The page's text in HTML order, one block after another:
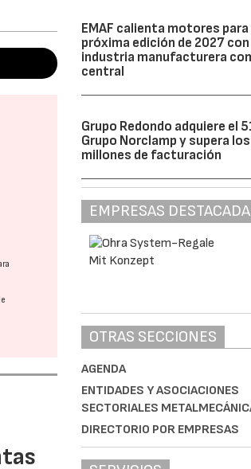
EMAF calienta motores para
próxima edición de 2027 con
industria manufacturera
central
Grupo Redondo adquiere el
Grupo Norclamp y supera
millones de facturación
EMPRESAS
OTRAS SECCIONES
AGENDA
ENTIDADES Y ASOCIACIONES
SECTORIALES
DIRECTORIO POR EMPRESAS